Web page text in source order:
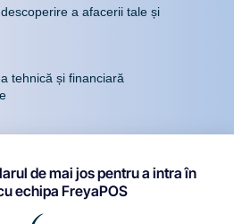
a afacerii tale și
tehnică și financiară
de mai jos pentru a intra în
echipa FreyaPOS